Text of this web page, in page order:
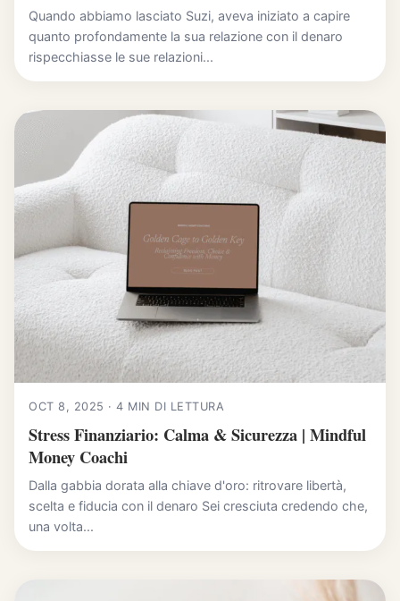
Quando abbiamo lasciato Suzi, aveva iniziato a capire
quanto profondamente la sua relazione con il denaro
rispecchiasse le sue relazioni...
OCT 8, 2025 · 4 MIN DI LETTURA
Stress Finanziario: Calma & Sicurezza | Mindful
Money Coachi
Dalla gabbia dorata alla chiave d'oro: ritrovare libertà,
scelta e fiducia con il denaro Sei cresciuta credendo che,
una volta...